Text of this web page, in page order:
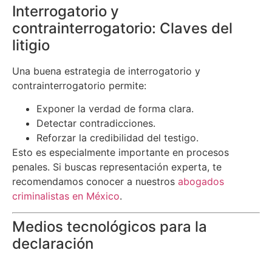
Interrogatorio y
contrainterrogatorio: Claves del
litigio
Una buena estrategia de interrogatorio y
contrainterrogatorio permite:
Exponer la verdad de forma clara.
Detectar contradicciones.
Reforzar la credibilidad del testigo.
Esto es especialmente importante en procesos
penales. Si buscas representación experta, te
recomendamos conocer a nuestros abogados
criminalistas en México.
Medios tecnológicos para la
declaración